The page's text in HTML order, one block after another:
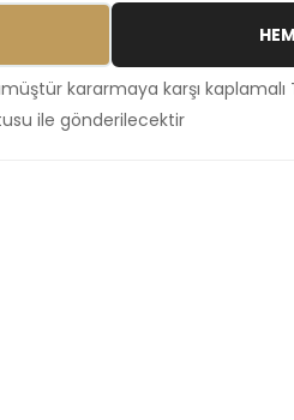
kararmaya karşı
ile gönderilecektir